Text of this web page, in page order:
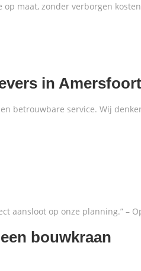
maat, zonder verborgen
in
betrouwbare service. Wij
aansloot op onze planning.” –
bouwkraan